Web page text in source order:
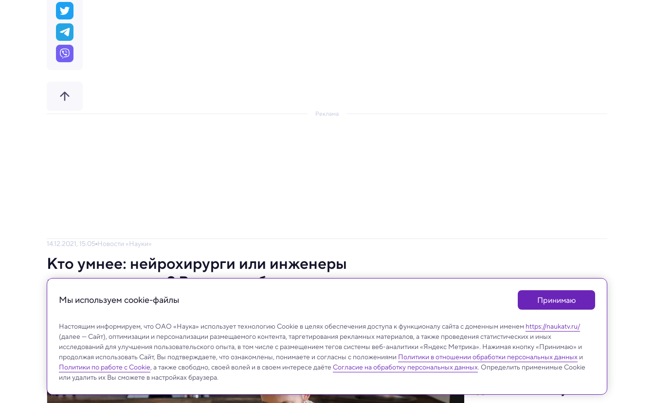
Реклама
14.12.2021, 15:05 Новости «Науки»
Кто умнее: нейрохирурги или инженеры
ракетостроения? Выясняют британские ученые
Когда говорят о чем-то простом, в английском языке часто используют фразы «Это не
нейробиологов попыталась с научной точки зрения выяснить, кто из представителей этих двух
видов деятельности умнее.
Новости «Науки»
Мы используем сookie-файлы Принимаю
Настоящим информируем, что ОАО «Наука» использует технологию Cookie в целях обеспечения доступа к функционалу сайта с доменным именем https://naukatv.ru/
(далее — Сайт), оптимизации и персонализации размещаемого контента, таргетирования рекламных материалов, а также проведения статистических и иных
исследований для улучшения пользовательского опыта, в том числе с размещением тегов системы веб-аналитики «Яндекс Метрика». Нажимая кнопку «Принимаю» и
продолжая использовать Сайт, Вы подтверждаете, что ознакомлены, понимаете и согласны с положениями Политики в отношении обработки персональных данных и
Политики по работе с Cookie, а также свободно, своей волей и в своем интересе даёте Согласие на обработку персональных данных. Определить применимые Cookie
или удалить их Вы сможете в настройках браузера.